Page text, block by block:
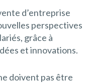
d’entreprise
perspectives
grâce à
et innovations.
doivent pas être